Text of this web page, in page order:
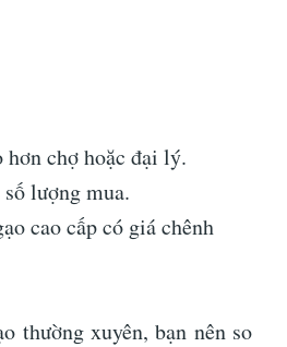
hơn chợ hoặc đại lý.
lượng mua.
cao cấp có giá chênh
thường xuyên, bạn nên so